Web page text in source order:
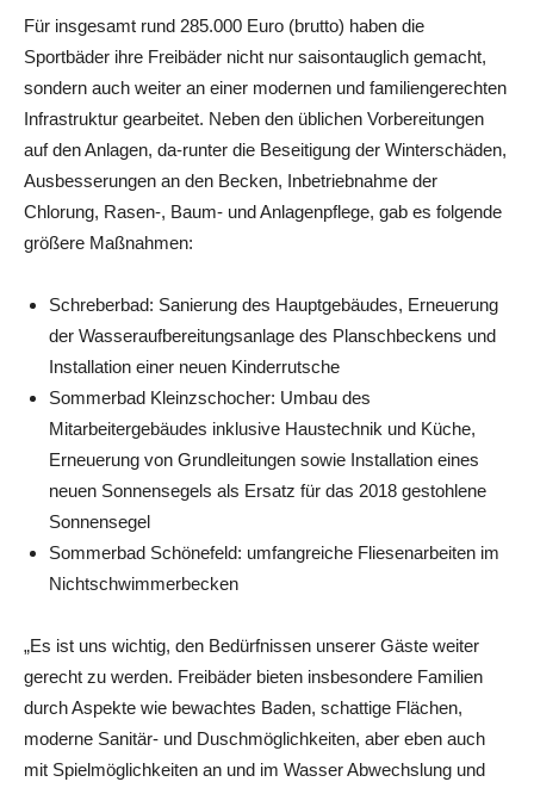
Für insgesamt rund 285.000 Euro (brutto) haben die
Sportbäder ihre Freibäder nicht nur saisontauglich gemacht,
sondern auch weiter an einer modernen und familiengerechten
Infrastruktur gearbeitet. Neben den üblichen Vorbereitungen
auf den Anlagen, da-runter die Beseitigung der Winterschäden,
Ausbesserungen an den Becken, Inbetriebnahme der
Chlorung, Rasen-, Baum- und Anlagenpflege, gab es folgende
größere Maßnahmen:
Schreberbad: Sanierung des Hauptgebäudes, Erneuerung
der Wasseraufbereitungsanlage des Planschbeckens und
Installation einer neuen Kinderrutsche
Sommerbad Kleinzschocher: Umbau des
Mitarbeitergebäudes inklusive Haustechnik und Küche,
Erneuerung von Grundleitungen sowie Installation eines
neuen Sonnensegels als Ersatz für das 2018 gestohlene
Sonnensegel
Sommerbad Schönefeld: umfangreiche Fliesenarbeiten im
Nichtschwimmerbecken
„Es ist uns wichtig, den Bedürfnissen unserer Gäste weiter
gerecht zu werden. Freibäder bieten insbesondere Familien
durch Aspekte wie bewachtes Baden, schattige Flächen,
moderne Sanitär- und Duschmöglichkeiten, aber eben auch
mit Spielmöglichkeiten an und im Wasser Abwechslung und